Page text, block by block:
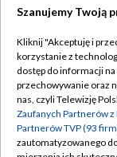
Abonament
Emisja w TVP
Centrum
Szanujemy Twoją
Kliknij "Akceptuję i
korzystanie z
dostęp do informacji
przechowywanie oraz
nas, czyli Telewizję
Zaufanych Partnerów
Partnerów TVP (93
zautomatyzowanego